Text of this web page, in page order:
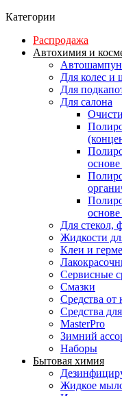
Категории
Распродажа
Автохимия и
Для колес и
Для
Для салона
Для стекол,
Жидкости
Клеи и
Сервисные
Смазки
Средства от
Средства
MasterPro
Зимний
Наборы
Бытовая химия
Жидкое